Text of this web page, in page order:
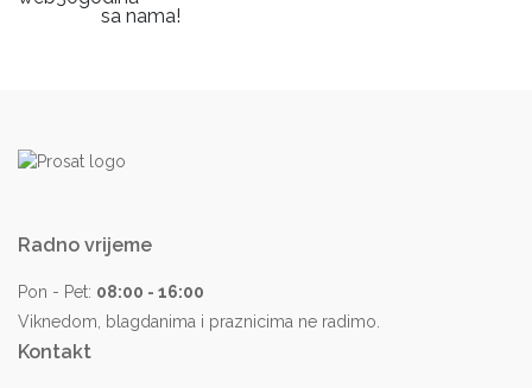
sa nama!
Radno vrijeme
Pon - Pet: 08:00 - 16:00
Viknedom, blagdanima i praznicima ne radimo.
Kontakt